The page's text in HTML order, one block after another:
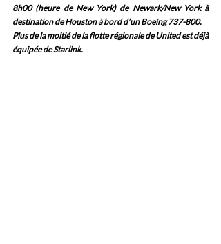
8h00 (heure de New York) de Newark/New York à
destination de Houston à bord d’un Boeing 737-800.
Plus de la moitié de la flotte régionale de United est déjà
équipée de Starlink.